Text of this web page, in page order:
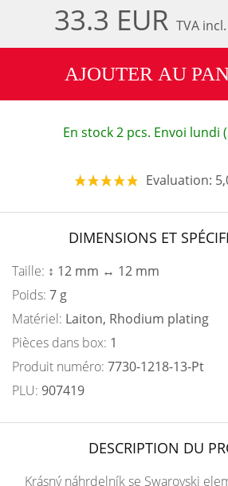
33.3 EUR TVA incl.
AJOUTER AU
En stock 2 pcs. Envoi lundi
Evaluation:
DIMENSIONS ET
Taille: ↕ 12 mm ↔ 12 mm
Poids: 7 g
Matériel: Laiton, Rhodium plating
Pièces dans box: 1
Produit numéro: 7730-1218-13-Pt
PLU: 907419
DESCRIPTION DU
Krásný náhrdelník se Swarovski